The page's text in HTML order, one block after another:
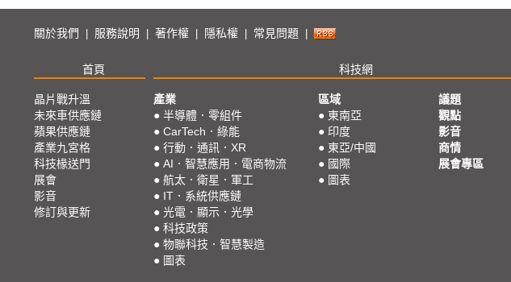
關於我們 服務說明 著作權 隱私權 常見問題
首頁 科技網
晶片戰升溫
未來車供應鏈
蘋果供應鏈
產業九宮格
科技椽送門
展會
影音
修訂與更新
產業
● 半導體．零組件
● CarTech．綠能
● 行動．通訊．XR
● AI．智慧應用．電商物流
● 航太．衛星．軍工
● IT．系統供應鏈
● 光電．顯示．光學
● 科技政策
● 物聯科技．智慧製造
● 圖表
區域
● 東南亞
● 印度
● 東亞/中國
● 國際
● 圖表
議題
觀點
影音
商情
展會專區